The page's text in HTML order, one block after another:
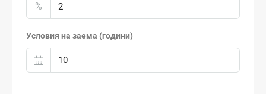
%
Условия на заема (години)